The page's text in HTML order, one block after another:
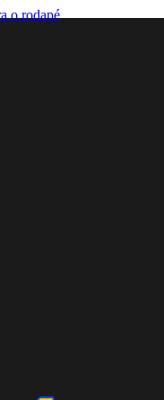
o rodapé